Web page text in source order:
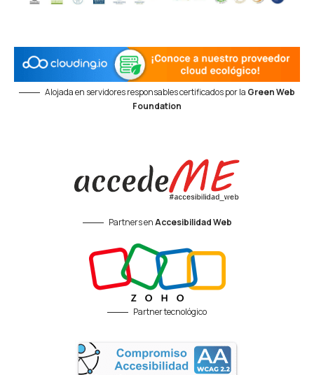
Alojada en servidores responsables certificados por la Green Web
Foundation
Partners enAccesibilidad Web
Partner tecnológico